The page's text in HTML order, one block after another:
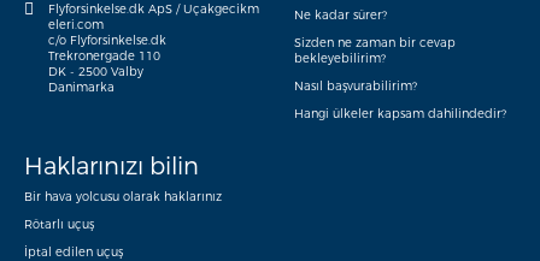
Flyforsinkelse.dk ApS / Uçakgecikm
eleri.com
c/o Flyforsinkelse.dk
Trekronergade 110
DK - 2500 Valby
Danimarka
Ne kadar sürer?
Sizden ne zaman bir cevap
bekleyebilirim?
Nasıl başvurabilirim?
Hangi ülkeler kapsam dahilindedir?
Haklarınızı bilin
Bir hava yolcusu olarak haklarınız
Rötarlı uçuş
İptal edilen uçuş